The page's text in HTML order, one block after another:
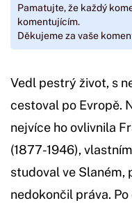
Pamatujte, že každý
komentujícím.
Děkujeme za vaše
Vedl pestrý život, s
cestoval po Evropě.
nejvíce ho ovlivnila
(1877-1946),
studoval ve Slaném,
nedokončil práva.